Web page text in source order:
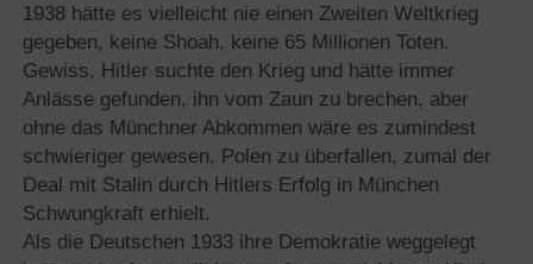
1938 hätte es vielleicht nie einen Zweiten Weltkrieg
gegeben, keine Shoah, keine 65 Millionen Toten.
Gewiss, Hitler suchte den Krieg und hätte immer
Anlässe gefunden, ihn vom Zaun zu brechen, aber
ohne das Münchner Abkommen wäre es zumindest
schwieriger gewesen, Polen zu überfallen, zumal der
Deal mit Stalin durch Hitlers Erfolg in München
Schwungkraft erhielt.
Als die Deutschen 1933 ihre Demokratie weggelegt